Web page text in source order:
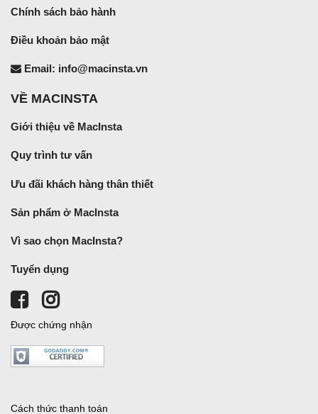
Chính sách bảo hành
Điều khoản bảo mật
Email: info@macinsta.vn
VỀ MACINSTA
Giới thiệu về MacInsta
Quy trình tư vấn
Ưu đãi khách hàng thân thiết
Sản phẩm ở MacInsta
Vì sao chọn MacInsta?
Tuyển dụng
Được chứng nhận
Cách thức thanh toán